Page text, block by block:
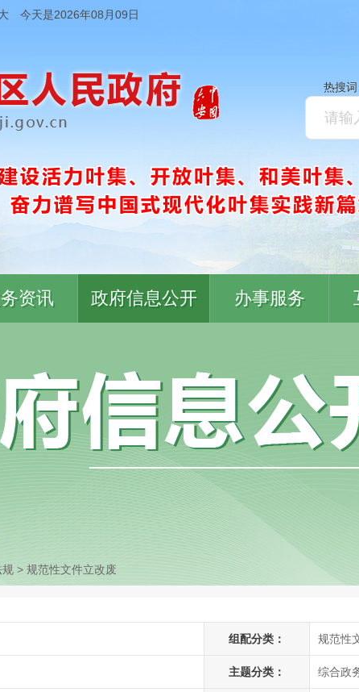
今天是2026年08月09日
热搜词
资讯 政府信息公开 办事服务
规 > 规范性文件立改废
组配分类： 规范性
主题分类： 综合政